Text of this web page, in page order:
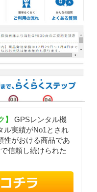
】
GPSレンタル機
ル実績がNo1とされ
性がおける商品であ
信頼し続けられた